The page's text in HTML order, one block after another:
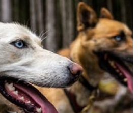
القلب ، ولكن ليس لديه أعراض ولا
الثانية,يعاني الكلب